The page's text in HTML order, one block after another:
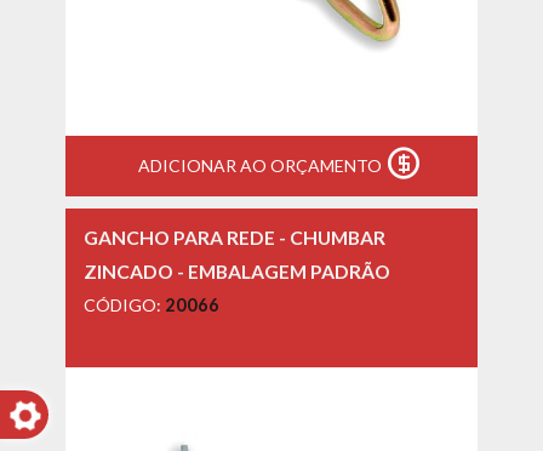
ADICIONAR AO ORÇAMENTO
GANCHO PARA REDE - CHUMBAR
ZINCADO - EMBALAGEM PADRÃO
CÓDIGO: 20066